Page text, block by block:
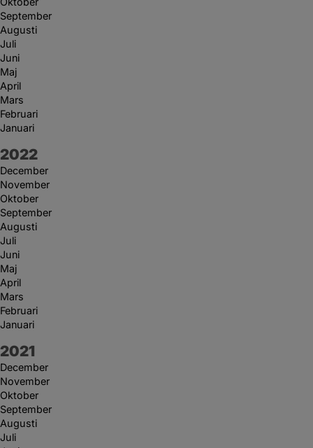
September
Augusti
Juli
Juni
Maj
April
Mars
Februari
Januari
År:
2022
December
November
Oktober
September
Augusti
Juli
Juni
Maj
April
Mars
Februari
Januari
År:
2021
December
November
Oktober
September
Augusti
Juli